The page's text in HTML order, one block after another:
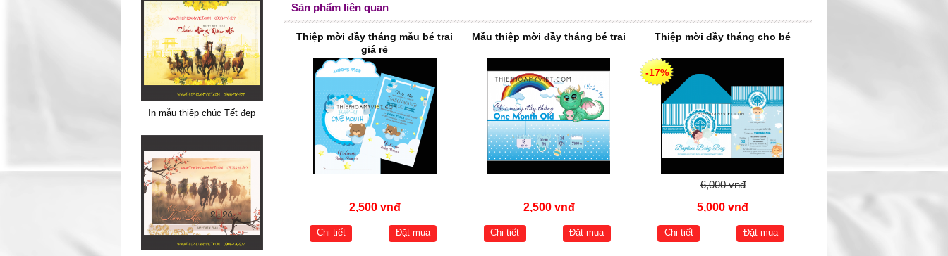
Sản phẩm liên quan
Thiệp mời đầy tháng mẫu bé trai
giá rẻ
2,500 vnđ
Chi tiết Đặt mua
Mẫu thiệp mời đầy tháng bé trai
2,500 vnđ
Chi tiết Đặt mua
Thiệp mời đầy tháng cho bé
-17%
6,000 vnđ
5,000 vnđ
Chi tiết Đặt mua
In mẫu thiệp chúc Tết đẹp